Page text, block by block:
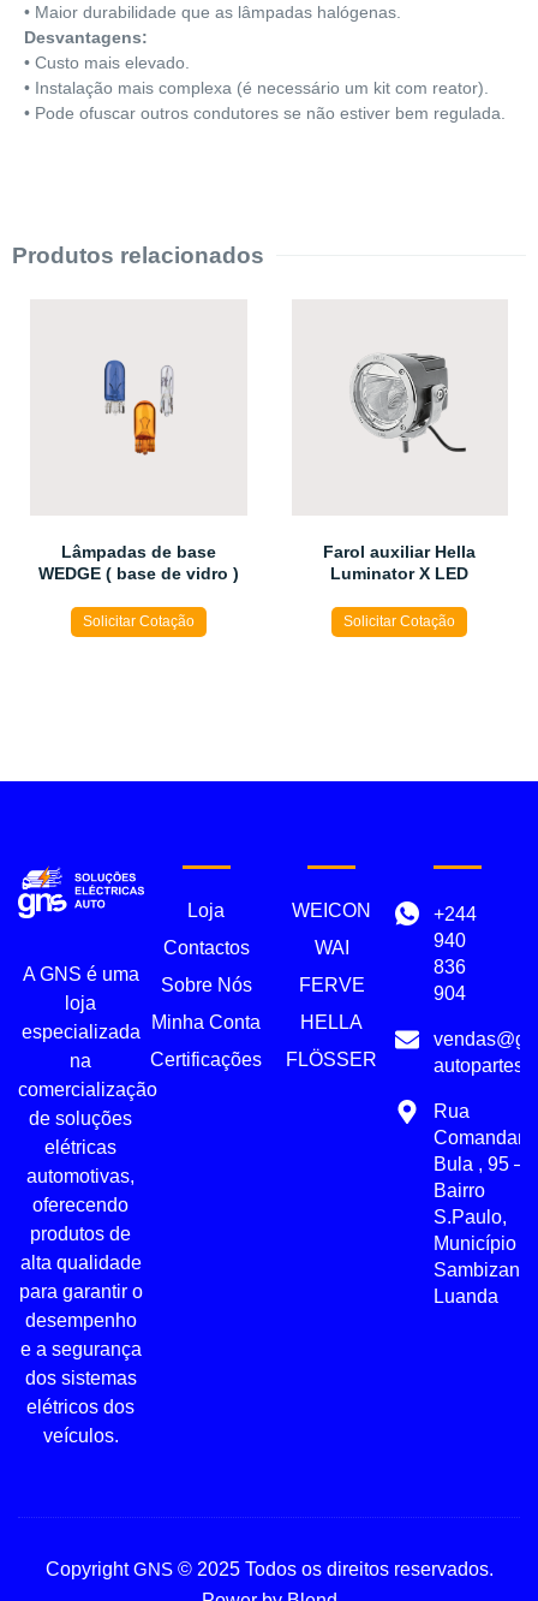
• Maior durabilidade que as lâmpadas halógenas.
Desvantagens:
• Custo mais elevado.
• Instalação mais complexa (é necessário um kit com reator).
• Pode ofuscar outros condutores se não estiver bem regulada.
Produtos relacionados
Lâmpadas de base
WEDGE ( base de vidro )
Solicitar Cotação
Farol auxiliar Hella
Luminator X LED
Solicitar Cotação
A GNS é uma
loja
especializada
na
comercialização
de soluções
elétricas
automotivas,
oferecendo
produtos de
alta qualidade
para garantir o
desempenho
e a segurança
dos sistemas
elétricos dos
veículos.
Loja
Contactos
Sobre Nós
Minha Conta
Certificações
WEICON
WAI
FERVE
HELLA
FLÖSSER
+244
940
836
904
Rua
Bula , 95 –
Bairro
S.Paulo,
Município
Luanda
CopyrightGNS© 2025 Todos os direitos reservados.